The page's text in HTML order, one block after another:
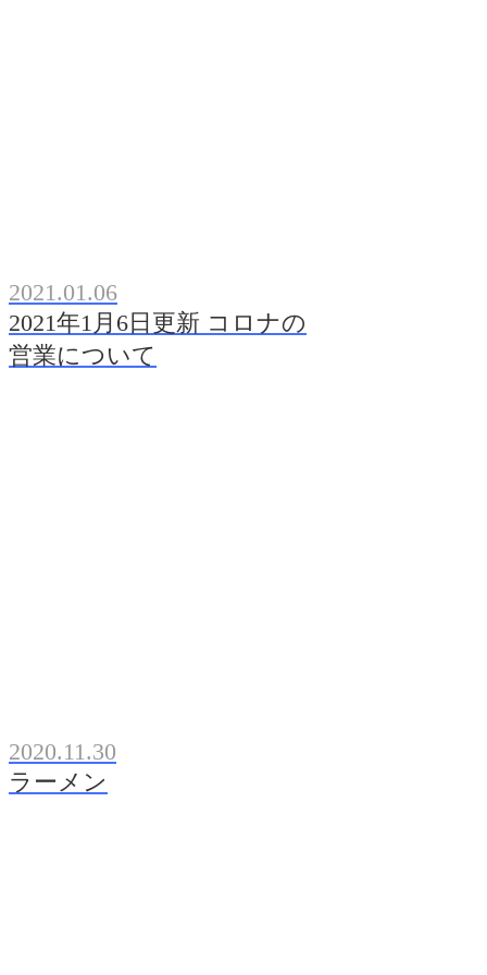
2021.01.06
2021年1月6日更新 コロナの
営業について
2020.11.30
ラーメン